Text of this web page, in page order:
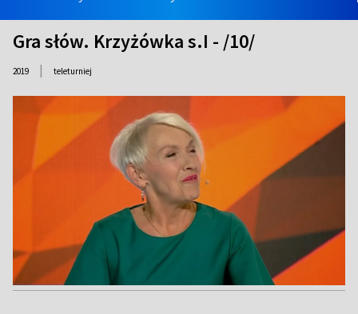
Gra słów. Krzyżówka s.I - /10/
2019 | teleturniej